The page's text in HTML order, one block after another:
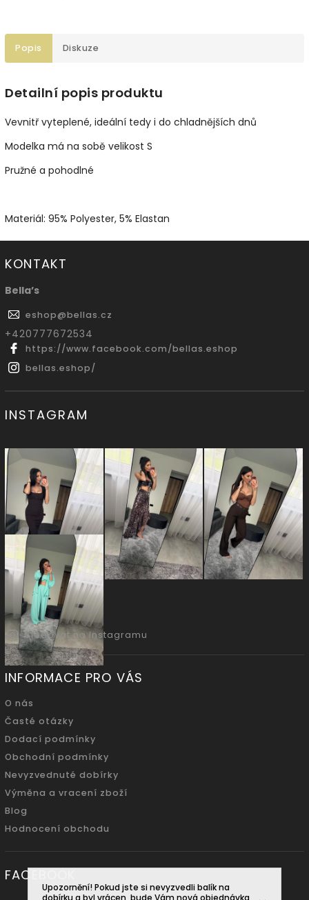
Upozornění! Pokud jste si nevyzvedli balík na
dobírku a byl vrácen, bude Vám nová objednávka
Popis Diskuze
Detailní popis produktu
Vevnitř vyteplené, ideální tedy i do chladnějších dnů
Modelka má na sobě velikost S
Pružné a pohodlné
Materiál: 95% Polyester, 5% Elastan
KONTAKT
Bella’s
eshop@bellas.cz
‭+420777672534
https://www.facebook.com/bellas.eshop
bellas.eshop/
INSTAGRAM
Sledovat na Instagramu
INFORMACE PRO VÁS
O nás
Časté otázky
Dodací podmínky
Obchodní podmínky
Nevyzvednuté dobírky
Výměna a vracení zboží
Blog
Hodnocení obchodu
FACEBOOK